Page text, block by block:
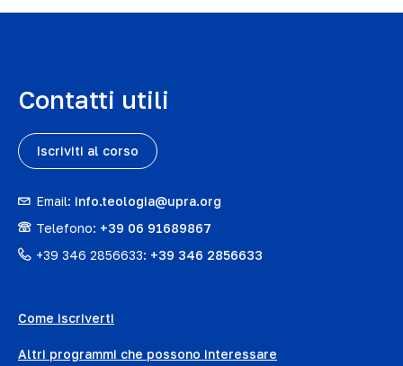
Contatti utili
Iscriviti al corso
Email: info.teologia@upra.org
Telefono: +39 06 91689867
+39 346 2856633: +39 346 2856633
Come iscriverti
Altri programmi che possono interessare